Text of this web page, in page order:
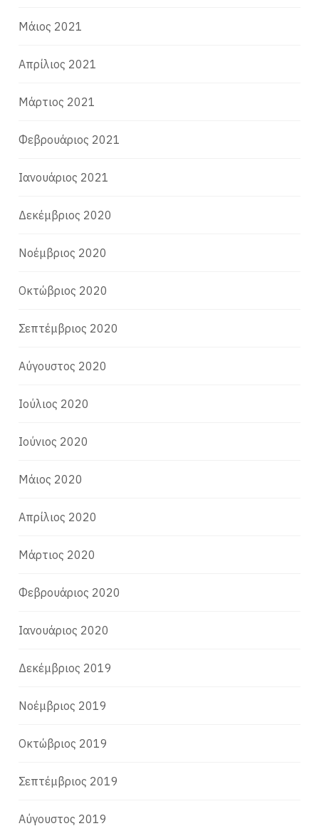
Μάιος 2021
Απρίλιος 2021
Μάρτιος 2021
Φεβρουάριος 2021
Ιανουάριος 2021
Δεκέμβριος 2020
Νοέμβριος 2020
Οκτώβριος 2020
Σεπτέμβριος 2020
Αύγουστος 2020
Ιούλιος 2020
Ιούνιος 2020
Μάιος 2020
Απρίλιος 2020
Μάρτιος 2020
Φεβρουάριος 2020
Ιανουάριος 2020
Δεκέμβριος 2019
Νοέμβριος 2019
Οκτώβριος 2019
Σεπτέμβριος 2019
Αύγουστος 2019